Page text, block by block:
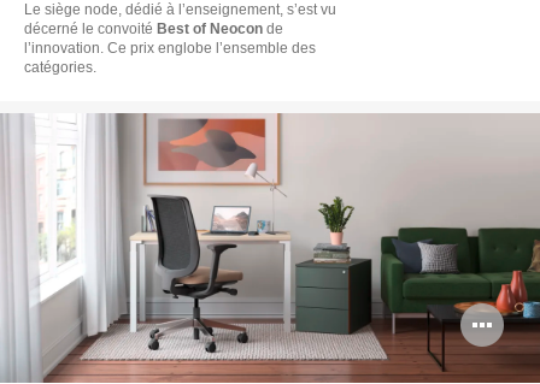
Le siège node, dédié à l’enseignement, s’est vu
décerné le convoité Best of Neocon de
l’innovation. Ce prix englobe l’ensemble des
catégories.